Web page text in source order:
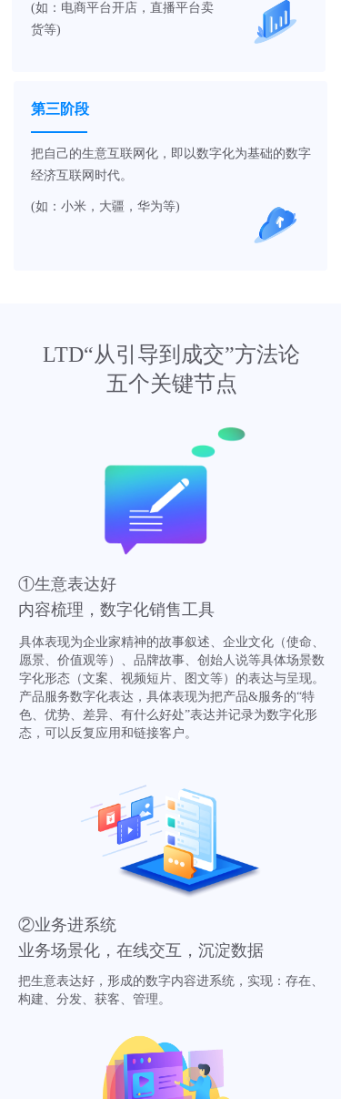
(如：电商平台开店，直播平台卖
货等)
第三阶段
把自己的生意互联网化，即以数字化为基础的数字
经济互联网时代。
(如：小米，大疆，华为等)
LTD“从引导到成交”方法论
五个关键节点
①生意表达好
内容梳理，数字化销售工具
具体表现为企业家精神的故事叙述、企业文化（使命、
愿景、价值观等）、品牌故事、创始人说等具体场景数
字化形态（文案、视频短片、图文等）的表达与呈现。
产品服务数字化表达，具体表现为把产品&服务的“特
色、优势、差异、有什么好处”表达并记录为数字化形
态，可以反复应用和链接客户。
②业务进系统
业务场景化，在线交互，沉淀数据
把生意表达好，形成的数字内容进系统，实现：存在、
构建、分发、获客、管理。